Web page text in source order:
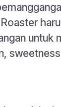
untuk